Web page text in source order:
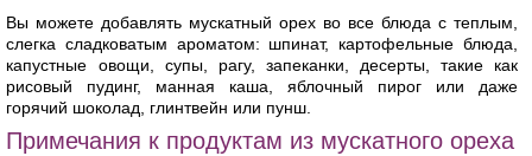
Вы можете добавлять мускатный орех во все блюда с теплым,
слегка сладковатым ароматом: шпинат, картофельные блюда,
капустные овощи, супы, рагу, запеканки, десерты, такие как
рисовый пудинг, манная каша, яблочный пирог или даже
горячий шоколад, глинтвейн или пунш.
Примечания к продуктам из мускатного ореха